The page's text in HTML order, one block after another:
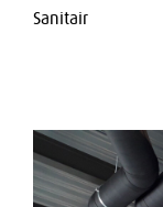
Sanitair